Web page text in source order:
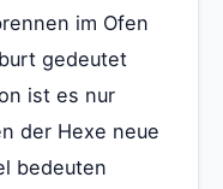
im Ofen
gedeutet
ist es nur
der Hexe neue
bedeuten